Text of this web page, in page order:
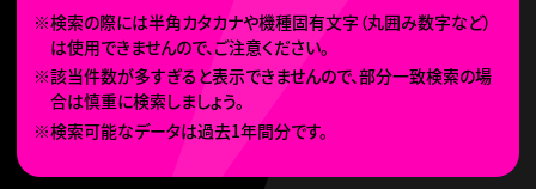
※検索の際には半角カタカナや機種固有文字（丸囲み数字など）
は使用できませんので、ご注意ください。
※該当件数が多すぎると表示できませんので、部分一致検索の場
合は慎重に検索しましょう。
※検索可能なデータは過去1年間分です。